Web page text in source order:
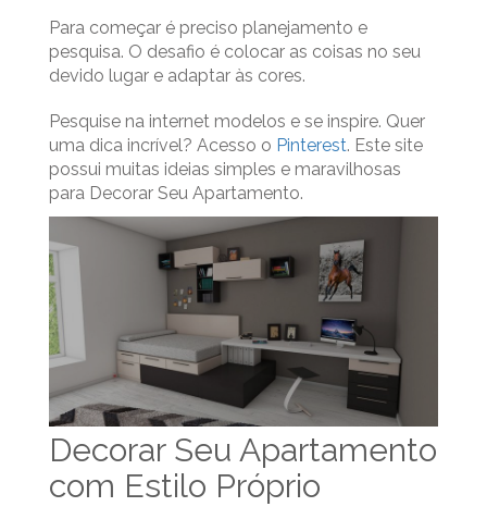
Para começar é preciso planejamento e
pesquisa. O desafio é colocar as coisas no seu
devido lugar e adaptar às cores.
Pesquise na internet modelos e se inspire. Quer
uma dica incrível? Acesso o Pinterest. Este site
possui muitas ideias simples e maravilhosas
para Decorar Seu Apartamento.
Decorar Seu Apartamento
com Estilo Próprio